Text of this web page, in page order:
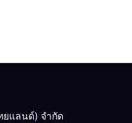
ยแลนด์) จำกัด